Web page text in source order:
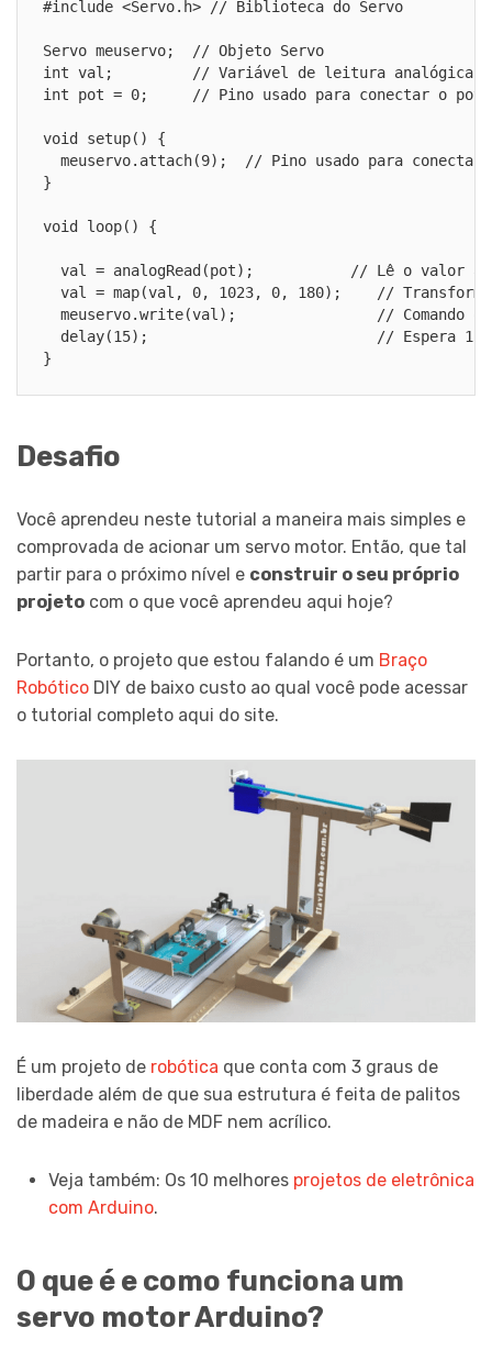
#include <Servo.h> // Biblioteca do Servo
Servo meuservo;  // Objeto Servo
int val;         // Variável de leitura analógica do
int pot = 0;     // Pino usado para conectar o
void setup() {
meuservo.attach(9);  // Pino usado para conectar
}
void loop() {
val = analogRead(pot);           // Lê o valor
val = map(val, 0, 1023, 0, 180);    //
meuservo.write(val);                // Comando
delay(15);                          // Espera
}
Desafio
Você aprendeu neste tutorial a maneira mais simples e
comprovada de acionar um servo motor. Então, que tal
partir para o próximo nível e construir o seu próprio
projeto com o que você aprendeu aqui hoje?
Portanto, o projeto que estou falando é um Braço
Robótico DIY de baixo custo ao qual você pode acessar
o tutorial completo aqui do site.
É um projeto de robótica que conta com 3 graus de
liberdade além de que sua estrutura é feita de palitos
de madeira e não de MDF nem acrílico.
Veja também: Os 10 melhores projetos de eletrônica
com Arduino.
O que é e como funciona um
servo motor Arduino?